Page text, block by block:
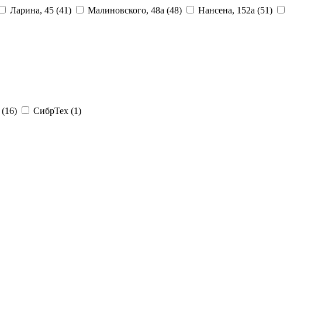
Ларина, 45 (41) Малиновского, 48а (48) Нансена, 152а (51)
(16) СибрТех (1)